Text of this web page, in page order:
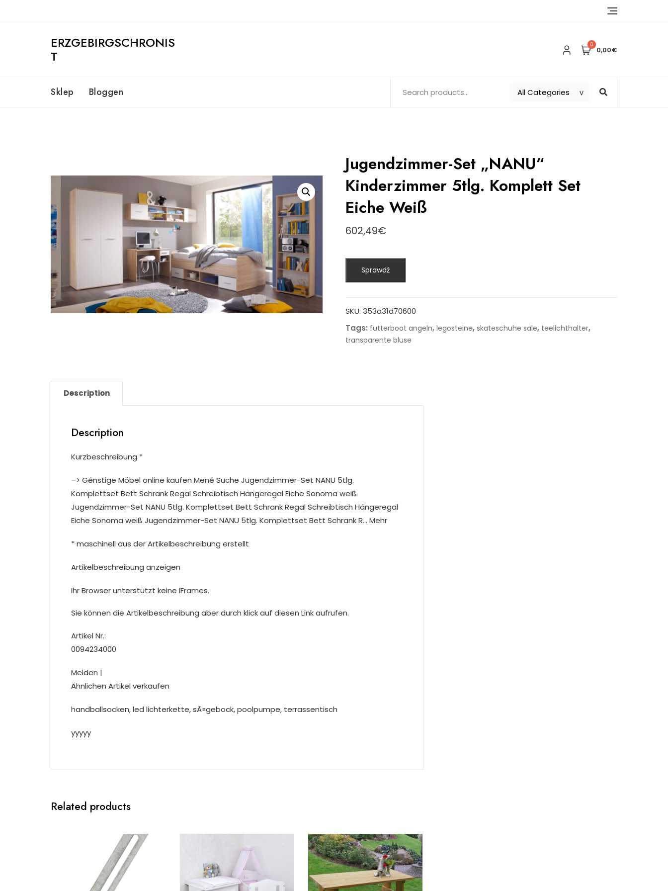
ERZGEBIRGSCHRONIS
T
0
0,00€
Sklep Bloggen
Jugendzimmer-Set „NANU“
Kinderzimmer 5tlg. Komplett Set
Eiche Weiß
602,49€
Sprawdź
SKU: 353a31d70600
Tags: futterboot angeln, legosteine, skateschuhe sale, teelichthalter,
transparente bluse
Description
Description
Kurzbeschreibung *
–> Génstige Möbel online kaufen Mené Suche Jugendzimmer-Set NANU 5tlg.
Komplettset Bett Schrank Regal Schreibtisch Hängeregal Eiche Sonoma weiß
Jugendzimmer-Set NANU 5tlg. Komplettset Bett Schrank Regal Schreibtisch Hängeregal
Eiche Sonoma weiß Jugendzimmer-Set NANU 5tlg. Komplettset Bett Schrank R… Mehr
* maschinell aus der Artikelbeschreibung erstellt
Artikelbeschreibung anzeigen
Ihr Browser unterstützt keine IFrames.
Sie können die Artikelbeschreibung aber durch klick auf diesen Link aufrufen.
Artikel Nr.:
0094234000
Melden |
Ähnlichen Artikel verkaufen
handballsocken, led lichterkette, sÃ¤gebock, poolpumpe, terrassentisch
yyyyy
Related products